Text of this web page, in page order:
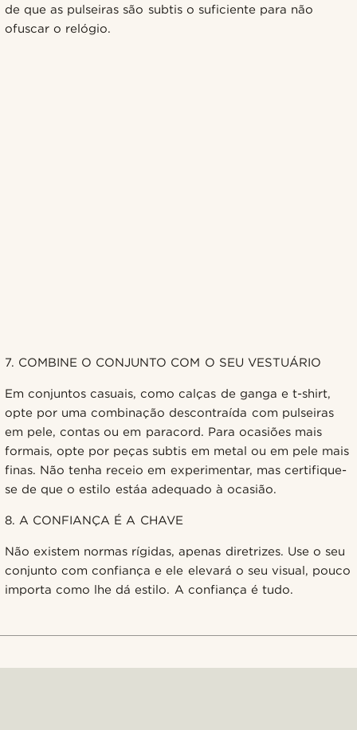
de que as pulseiras são subtis o suficiente para não
ofuscar o relógio.
7. COMBINE O CONJUNTO COM O SEU VESTUÁRIO
Em conjuntos casuais, como calças de ganga e t-shirt,
opte por uma combinação descontraída com pulseiras
em pele, contas ou em paracord. Para ocasiões mais
formais, opte por peças subtis em metal ou em pele mais
finas. Não tenha receio em experimentar, mas certifique-
se de que o estilo estáa adequado à ocasião.
8. A CONFIANÇA É A CHAVE
Não existem normas rígidas, apenas diretrizes. Use o seu
conjunto com confiança e ele elevará o seu visual, pouco
importa como lhe dá estilo. A confiança é tudo.